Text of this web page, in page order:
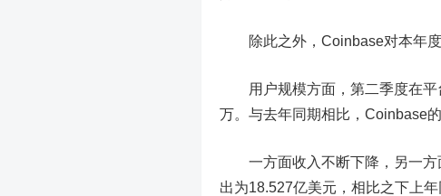
除此之外 ， Coinbase对本年
用户规模方面 ， 第二季度在平
万。与去年同期相比，Coinbase
一方面收入不断下降 ，另一
出为18.527亿美元，相比之下上